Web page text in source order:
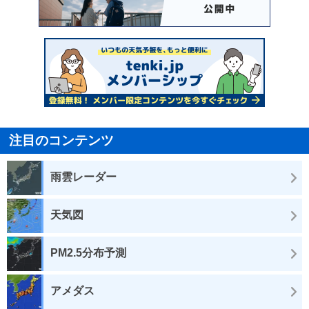
注目のコンテンツ
雨雲レーダー
天気図
PM2.5分布予測
アメダス